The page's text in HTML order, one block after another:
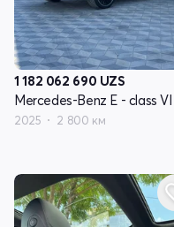
1 182 062 690 UZS
2025 2 800 км